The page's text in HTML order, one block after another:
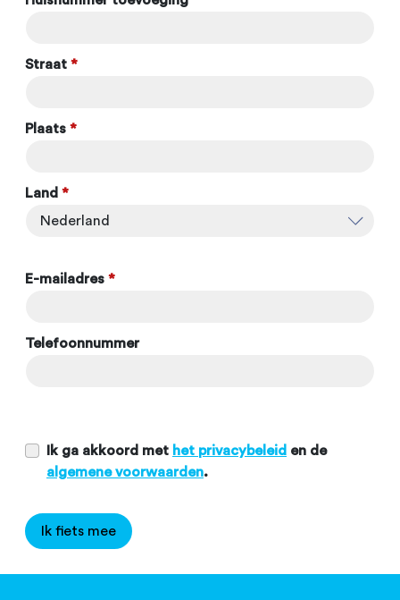
Straat *
Plaats *
Land *
E-mailadres *
Telefoonnummer
Ik ga akkoord met het privacybeleid en de
algemene voorwaarden.
Ik fiets mee